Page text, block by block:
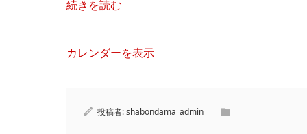
続きを読む
カレンダーを表示
投稿者:shabondama_admin